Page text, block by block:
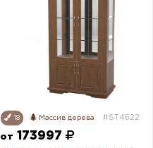
18 Массив дерева #ST4622
от
173997